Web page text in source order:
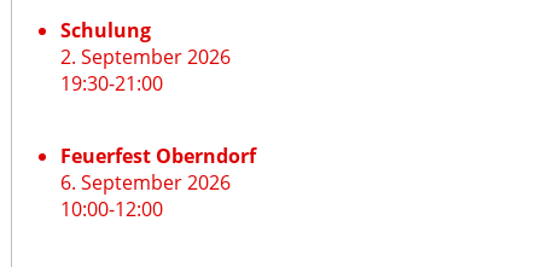
Schulung
2. September 2026
19:30-21:00
Feuerfest Oberndorf
6. September 2026
10:00-12:00